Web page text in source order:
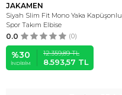
JAKAMEN
Siyah Slim Fit Mono Yaka Kapüşonlu
Spor Takım Elbise
0.0 (0)
%30
İNDIRIM
12.359,89TL
8.593,57 TL